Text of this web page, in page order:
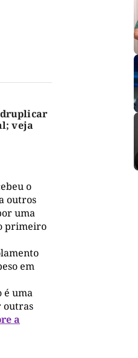
veja
o
outros
uma
primeiro
em
é uma
outras
a